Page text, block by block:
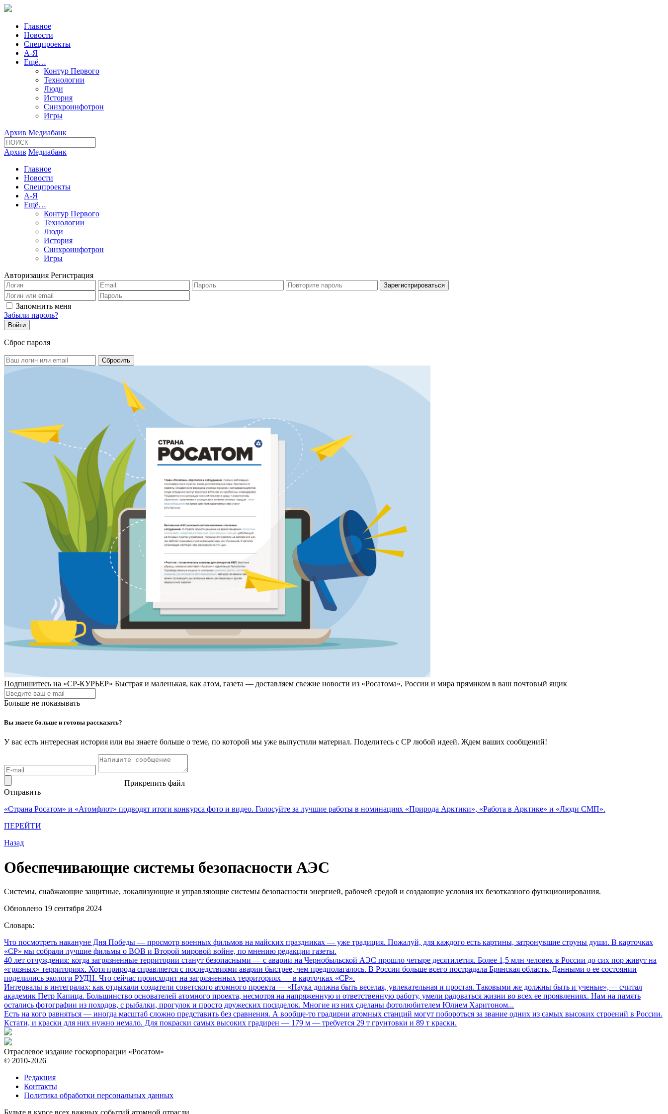
Главное
Новости
Спецпроекты
А-Я
Ещё…
Контур Первого
Технологии
Люди
История
Синхроинфотрон
Игры
Архив Медиабанк
Архив Медиабанк
Главное
Новости
Спецпроекты
А-Я
Ещё…
Контур Первого
Технологии
Люди
История
Синхроинфотрон
Игры
Авторизация Регистрация
Запомнить меня
Забыли пароль?
Сброс пароля
Подпишитесь на «СР-КУРЬЕР» Быстрая и маленькая, как атом, газета — доставляем свежие новости из «Росатома», России и мира прямиком в ваш почтовый ящик
Больше не показывать
Вы знаете больше и готовы рассказать?
У вас есть интересная история или вы знаете больше о теме, по которой мы уже выпустили материал. Поделитесь с СР любой идеей. Ждем ваших сообщений!
Прикрепить файл
Отправить
«Страна Росатом» и «Атомфлот» подводят итоги конкурса фото и видео. Голосуйте за лучшие работы в номинациях «Природа Арктики», «Работа в Арктике» и «Люди СМП».
ПЕРЕЙТИ
Назад
Обеспечивающие системы безопасности АЭС
Системы, снабжающие защитные, локализующие и управляющие системы безопасности энергией, рабочей средой и создающие условия их безотказного функционирования.
Обновлено 19 сентября 2024
Словарь:
Что посмотреть накануне Дня Победы — просмотр военных фильмов на майских праздниках — уже традиция. Пожалуй, для каждого есть картины, затронувшие струны души. В карточках
«СР» мы собрали лучшие фильмы о ВОВ и Второй мировой войне, по мнению редакции газеты.
40 лет отчуждения: когда загрязненные территории станут безопасными — с аварии на Чернобыльской АЭС прошло четыре десятилетия. Более 1,5 млн человек в России до сих пор живут на
«грязных» территориях. Хотя природа справляется с последствиями аварии быстрее, чем предполагалось. В России больше всего пострадала Брянская область. Данными о ее состоянии
поделились экологи РУДН. Что сейчас происходит на загрязненных территориях — в карточках «СР».
Интервалы в интегралах: как отдыхали создатели советского атомного проекта — «Наука должна быть веселая, увлекательная и простая. Таковыми же должны быть и ученые», — считал
академик Петр Капица. Большинство основателей атомного проекта, несмотря на напряженную и ответственную работу, умели радоваться жизни во всех ее проявлениях. Нам на память
остались фотографии из походов, с рыбалки, прогулок и просто дружеских посиделок. Многие из них сделаны фотолюбителем Юлием Харитоном...
Есть на кого равняться — иногда масштаб сложно представить без сравнения. А вообще-то градирни атомных станций могут побороться за звание одних из самых высоких строений в России.
Кстати, и краски для них нужно немало. Для покраски самых высоких градирен — 179 м — требуется 29 т грунтовки и 89 т краски.
Отраслевое издание госкорпорации «Росатом»
© 2010-2026
Редакция
Контакты
Политика обработки персональных данных